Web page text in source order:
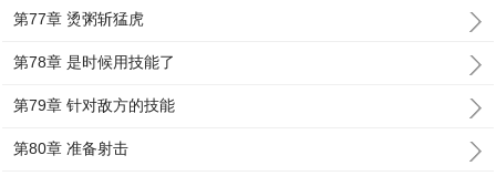
第77章 烫粥斩猛虎
第78章 是时候用技能了
第79章 针对敌方的技能
第80章 准备射击